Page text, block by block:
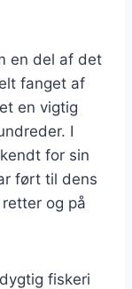
en del af det
fanget af
en vigtig
I
for sin
ført til dens
og på
fiskeri